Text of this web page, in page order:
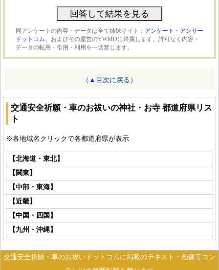
同アンケートの内容・データは全て姉妹サイト： アンケート・アンサー
ドットコム、 およびその運営のYWMOに帰属します。許可なく内容・
データの転用・引用・利用を一切禁じます。
（▲目次に戻る）
交通安全祈願・車のお祓いの神社・お寺 都道府県リス
ト
※各地域名クリックで各都道府県が表示
【北海道・東北】
【関東】
【中部・東海】
【近畿】
【中国・四国】
【九州・沖縄】
交通安全祈願・車のお祓いドットコムに掲載のテキスト・画像等コン